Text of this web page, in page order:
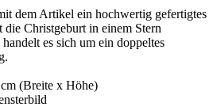
dem Artikel ein hochwertig gefertigtes
die Christgeburt in einem Stern
es sich um ein doppeltes
(Breite x Höhe)